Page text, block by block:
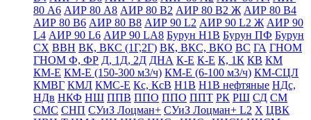
80 А6 АИР 80 А8 АИР 80 В2 АИР 80 В2 Ж АИР 80 В4
АИР 80 В6 АИР 80 В8 АИР 90 L2 АИР 90 L2 Ж АИР 90
L4 АИР 90 L6 АИР 90 LА8 Бурун Н1В Бурун ПФ Бурун
СХ ВВН ВК, ВКС (1Г,2Г) ВК, ВКС, ВКО ВС ГА ГНОМ
ГНОМ Ф, ФР Д, 1Д, 2Д ДНА К-Е К-Е К, 1К КВ КМ
КМ-Е КМ-Е (150-300 м3/ч) КМ-Е (6-100 м3/ч) КМ-СЦЛ
КМВГ КМЛ КМС-Е Кс, КсВ Н1В Н1В нефтяные НДс,
НДв НКФ НШ ППВ ППО ППО ППТ РК РШ СД СМ
СМС СНП СУиЗ Лоцман+ СУиЗ Лоцман+ L2 Х ЦВК